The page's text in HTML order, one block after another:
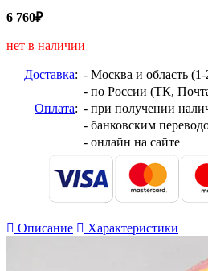
6 760₽
нет в наличии
Доставка: - Москва и область
- по России (ТК,
Оплата: - при получении
- банковским
- онлайн на сайте
Описание Характеристики